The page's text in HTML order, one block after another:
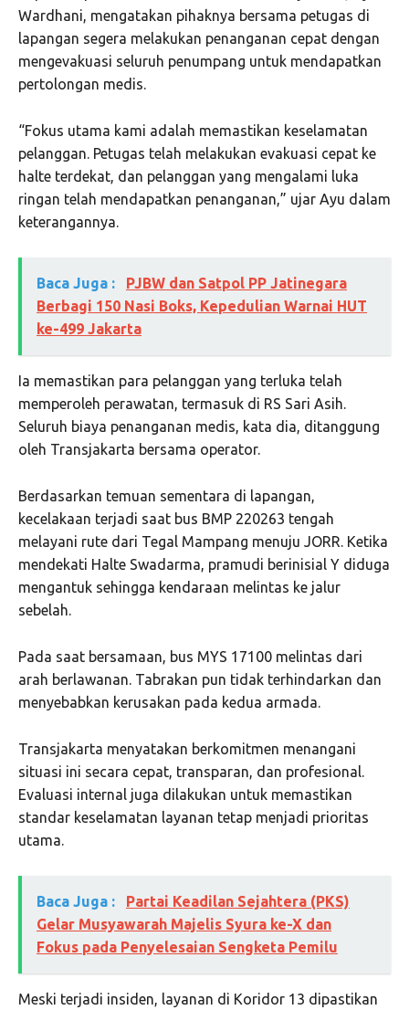
Wardhani, mengatakan pihaknya bersama petugas di
lapangan segera melakukan penanganan cepat dengan
mengevakuasi seluruh penumpang untuk mendapatkan
pertolongan medis.
“Fokus utama kami adalah memastikan keselamatan
pelanggan. Petugas telah melakukan evakuasi cepat ke
halte terdekat, dan pelanggan yang mengalami luka
ringan telah mendapatkan penanganan,” ujar Ayu dalam
keterangannya.
Baca Juga :
PJBW dan Satpol PP Jatinegara
Berbagi 150 Nasi Boks, Kepedulian Warnai HUT
ke-499 Jakarta
Ia memastikan para pelanggan yang terluka telah
memperoleh perawatan, termasuk di RS Sari Asih.
Seluruh biaya penanganan medis, kata dia, ditanggung
oleh Transjakarta bersama operator.
Berdasarkan temuan sementara di lapangan,
kecelakaan terjadi saat bus BMP 220263 tengah
melayani rute dari Tegal Mampang menuju JORR. Ketika
mendekati Halte Swadarma, pramudi berinisial Y diduga
mengantuk sehingga kendaraan melintas ke jalur
sebelah.
Pada saat bersamaan, bus MYS 17100 melintas dari
arah berlawanan. Tabrakan pun tidak terhindarkan dan
menyebabkan kerusakan pada kedua armada.
Transjakarta menyatakan berkomitmen menangani
situasi ini secara cepat, transparan, dan profesional.
Evaluasi internal juga dilakukan untuk memastikan
standar keselamatan layanan tetap menjadi prioritas
utama.
Baca Juga :
Partai Keadilan Sejahtera (PKS)
Gelar Musyawarah Majelis Syura ke-X dan
Fokus pada Penyelesaian Sengketa Pemilu
Meski terjadi insiden, layanan di Koridor 13 dipastikan